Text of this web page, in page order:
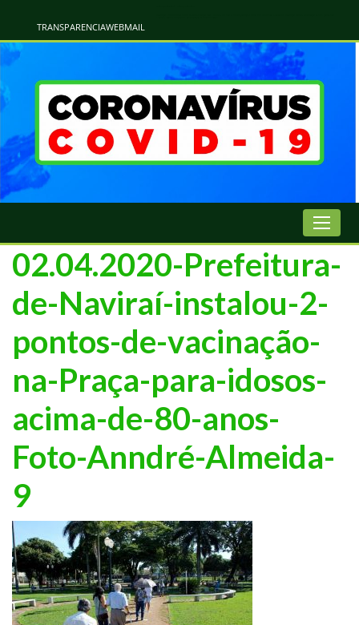
TRANSPARENCIAWEBMAIL
02.04.2020-Prefeitura-
de-Naviraí-instalou-2-
pontos-de-vacinação-
na-Praça-para-idosos-
acima-de-80-anos-
Foto-Anndré-Almeida-
9